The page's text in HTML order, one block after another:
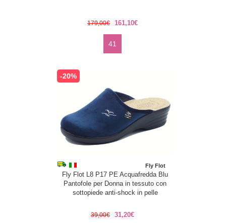
179,00€ 161,10€
41
-20%
Fly Flot
Fly Flot L8 P17 PE Acquafredda Blu
Pantofole per Donna in tessuto con
sottopiede anti-shock in pelle
39,00€ 31,20€